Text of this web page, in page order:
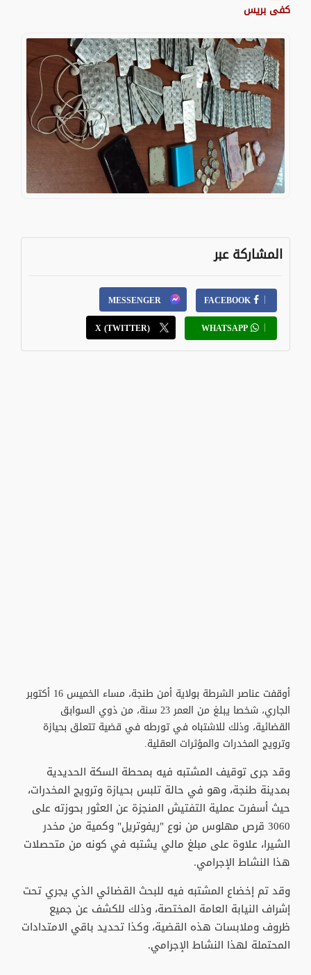
كفى بريس
المشاركة عبر
FACEBOOK
MESSENGER
WHATSAPP
X (TWITTER)
أوقفت عناصر الشرطة بولاية أمن طنجة، مساء الخميس 16 أكتوبر
الجاري، شخصا يبلغ من العمر 23 سنة، من ذوي السوابق
القضائية، وذلك للاشتباه في تورطه في قضية تتعلق بحيازة
وترويج المخدرات والمؤثرات العقلية.
وقد جرى توقيف المشتبه فيه بمحطة السكة الحديدية
بمدينة طنجة، وهو في حالة تلبس بحيازة وترويج المخدرات،
حيث أسفرت عملية التفتيش المنجزة عن العثور بحوزته على
3060 قرص مهلوس من نوع "ريفوتريل" وكمية من مخدر
الشيرا، علاوة على مبلغ مالي يشتبه في كونه من متحصلات
هذا النشاط الإجرامي.
وقد تم إخضاع المشتبه فيه للبحث القضائي الذي يجري تحت
إشراف النيابة العامة المختصة، وذلك للكشف عن جميع
ظروف وملابسات هذه القضية، وكذا تحديد باقي الامتدادات
المحتملة لهذا النشاط الإجرامي.